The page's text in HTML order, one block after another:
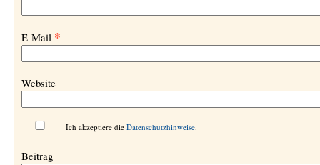
E-Mail *
Website
Ich akzeptiere die Datenschutzhinweise.
Beitrag